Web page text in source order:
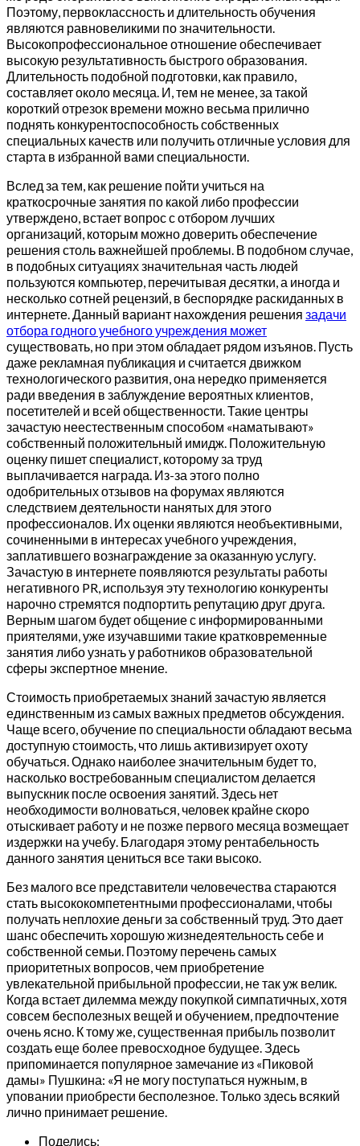
Поэтому, первоклассность и длительность обучения
являются равновеликими по значительности.
Высокопрофессиональное отношение обеспечивает
высокую результативность быстрого образования.
Длительность подобной подготовки, как правило,
составляет около месяца. И, тем не менее, за такой
короткий отрезок времени можно весьма прилично
поднять конкурентоспособность собственных
специальных качеств или получить отличные условия для
старта в избранной вами специальности.
Вслед за тем, как решение пойти учиться на
краткосрочные занятия по какой либо профессии
утверждено, встает вопрос с отбором лучших
организаций, которым можно доверить обеспечение
решения столь важнейшей проблемы. В подобном случае,
в подобных ситуациях значительная часть людей
пользуются компьютер, перечитывая десятки, а иногда и
несколько сотней рецензий, в беспорядке раскиданных в
интернете. Данный вариант нахождения решения задачи
отбора годного учебного учреждения может
существовать, но при этом обладает рядом изъянов. Пусть
даже рекламная публикация и считается движком
технологического развития, она нередко применяется
ради введения в заблуждение вероятных клиентов,
посетителей и всей общественности. Такие центры
зачастую неестественным способом «наматывают»
собственный положительный имидж. Положительную
оценку пишет специалист, которому за труд
выплачивается награда. Из-за этого полно
одобрительных отзывов на форумах являются
следствием деятельности нанятых для этого
профессионалов. Их оценки являются необъективными,
сочиненными в интересах учебного учреждения,
заплатившего вознаграждение за оказанную услугу.
Зачастую в интернете появляются результаты работы
негативного PR, используя эту технологию конкуренты
нарочно стремятся подпортить репутацию друг друга.
Верным шагом будет общение с информированными
приятелями, уже изучавшими такие кратковременные
занятия либо узнать у работников образовательной
сферы экспертное мнение.
Стоимость приобретаемых знаний зачастую является
единственным из самых важных предметов обсуждения.
Чаще всего, обучение по специальности обладают весьма
доступную стоимость, что лишь активизирует охоту
обучаться. Однако наиболее значительным будет то,
насколько востребованным специалистом делается
выпускник после освоения занятий. Здесь нет
необходимости волноваться, человек крайне скоро
отыскивает работу и не позже первого месяца возмещает
издержки на учебу. Благодаря этому рентабельность
данного занятия цениться все таки высоко.
Без малого все представители человечества стараются
стать высококомпетентными профессионалами, чтобы
получать неплохие деньги за собственный труд. Это дает
шанс обеспечить хорошую жизнедеятельность себе и
собственной семьи. Поэтому перечень самых
приоритетных вопросов, чем приобретение
увлекательной прибыльной профессии, не так уж велик.
Когда встает дилемма между покупкой симпатичных, хотя
совсем бесполезных вещей и обучением, предпочтение
очень ясно. К тому же, существенная прибыль позволит
создать еще более превосходное будущее. Здесь
припоминается популярное замечание из «Пиковой
дамы» Пушкина: «Я не могу поступаться нужным, в
уповании приобрести бесполезное. Только здесь всякий
лично принимает решение.
Поделись: